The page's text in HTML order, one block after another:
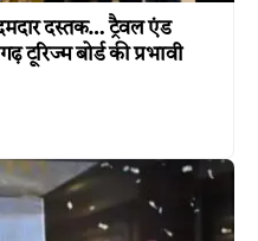
दस्तक… ट्रैवल एंड
टूरिज्म बोर्ड की प्रभावी